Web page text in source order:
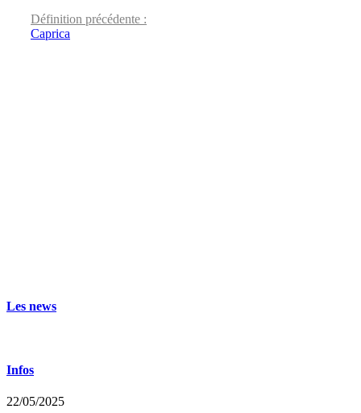
Définition précédente :
Caprica
Les news
Infos
22/05/2025